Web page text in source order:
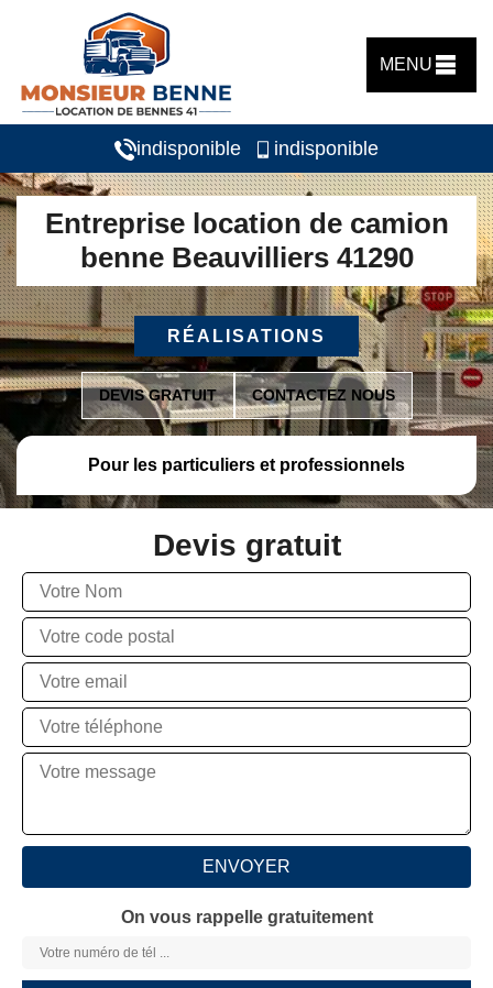
MENU
indisponible indisponible
Entreprise location de camion
benne Beauvilliers 41290
RÉALISATIONS
DEVIS GRATUIT CONTACTEZ NOUS
Pour les particuliers et professionnels
Devis gratuit
On vous rappelle gratuitement